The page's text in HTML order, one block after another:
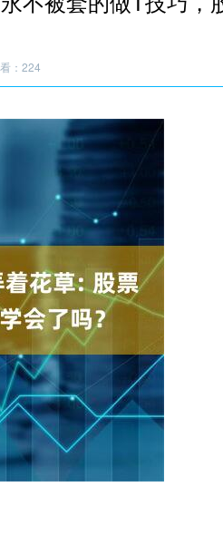
：224